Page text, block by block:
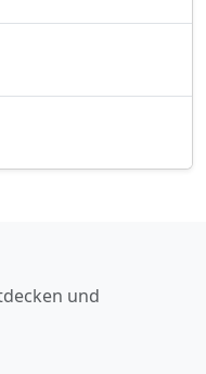
und